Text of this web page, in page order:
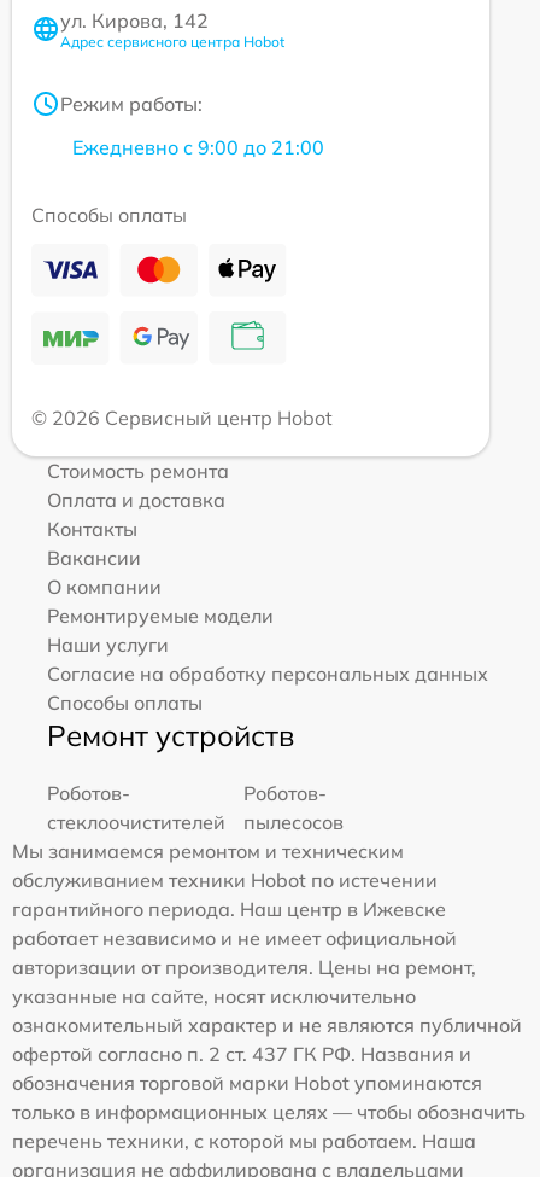
ул. Кирова, 142
Адрес сервисного центра Hobot
Режим работы:
Ежедневно с 9:00 до 21:00
Способы оплаты
© 2026 Сервисный центр Hobot
Стоимость ремонта
Оплата и доставка
Контакты
Вакансии
О компании
Ремонтируемые модели
Наши услуги
Согласие на обработку персональных данных
Способы оплаты
Ремонт устройств
Роботов-
стеклоочистителей
Роботов-
пылесосов
Мы занимаемся ремонтом и техническим
обслуживанием техники Hobot по истечении
гарантийного периода. Наш центр в Ижевске
работает независимо и не имеет официальной
авторизации от производителя. Цены на ремонт,
указанные на сайте, носят исключительно
ознакомительный характер и не являются публичной
офертой согласно п. 2 ст. 437 ГК РФ. Названия и
обозначения торговой марки Hobot упоминаются
только в информационных целях — чтобы обозначить
перечень техники, с которой мы работаем. Наша
организация не аффилирована с владельцами